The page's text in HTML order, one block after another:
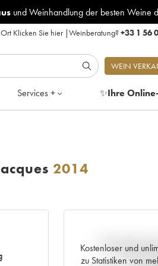
und Weinhandlung der besten Weine
Klicken Sie hier|Weinberatung?+33 1 56
WEIN
Services + ✨Ihre
2014
Kostenloser und
zu Statistiken von
Aktuelle